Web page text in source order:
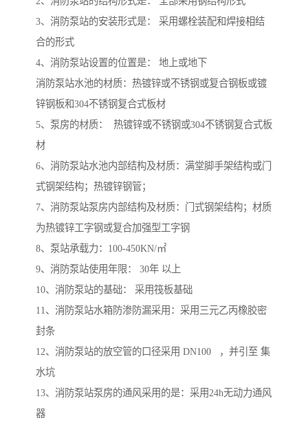
3、消防泵站的安装形式是： 采用螺栓装配和焊接相结
合的形式
4、消防泵站设置的位置是： 地上或地下
消防泵站水池的材质：热镀锌或不锈钢或复合钢板或镀
锌钢板和304不锈钢复合式板材
5、泵房的材质： 热镀锌或不锈钢或304不锈钢复合式板
材
6、消防泵站水池内部结构及材质：满堂脚手架结构或门
式钢架结构；热镀锌钢管；
7、消防泵站泵房内部结构及材质：门式钢架结构；材质
为热镀锌工字钢或复合加强型工字钢
8、泵站承载力：100-450KN/㎡
9、消防泵站使用年限： 30年 以上
10、消防泵站的基础： 采用筏板基础
11、消防泵站水箱防渗防漏采用：采用三元乙丙橡胶密
封条
12、消防泵站的放空管的口径采用 DN100 ，并引至 集
水坑
13、消防泵站泵房的通风采用的是：采用24h无动力通风
器